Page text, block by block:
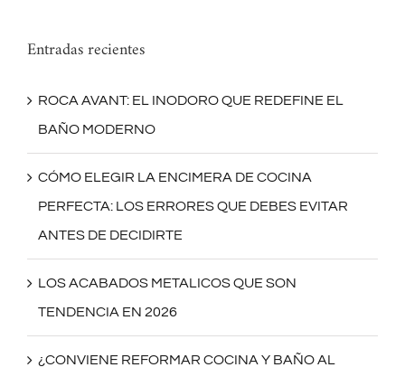
Entradas recientes
ROCA AVANT: EL INODORO QUE REDEFINE EL
BAÑO MODERNO
CÓMO ELEGIR LA ENCIMERA DE COCINA
PERFECTA: LOS ERRORES QUE DEBES EVITAR
ANTES DE DECIDIRTE
LOS ACABADOS METALICOS QUE SON
TENDENCIA EN 2026
¿CONVIENE REFORMAR COCINA Y BAÑO AL